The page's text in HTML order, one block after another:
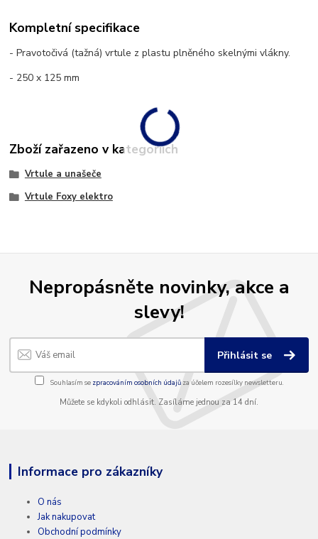
Kompletní specifikace
- Pravotočivá (tažná) vrtule z plastu plněného skelnými vlákny.
- 250 x 125 mm
Zboží zařazeno v kategoriích
Vrtule a unašeče
Vrtule Foxy elektro
Nepropásněte novinky, akce a
slevy!
Přihlásit se
Souhlasím se zpracováním osobních údajůza účelem rozesílky newsletteru.
Můžete se kdykoli odhlásit. Zasíláme jednou za 14 dní.
Informace pro zákazníky
O nás
Jak nakupovat
Obchodní podmínky